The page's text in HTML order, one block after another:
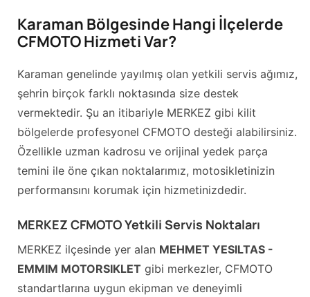
Karaman Bölgesinde Hangi İlçelerde
CFMOTO Hizmeti Var?
Karaman genelinde yayılmış olan yetkili servis ağımız,
şehrin birçok farklı noktasında size destek
vermektedir. Şu an itibariyle MERKEZ gibi kilit
bölgelerde profesyonel CFMOTO desteği alabilirsiniz.
Özellikle uzman kadrosu ve orijinal yedek parça
temini ile öne çıkan noktalarımız, motosikletinizin
performansını korumak için hizmetinizdedir.
MERKEZ CFMOTO Yetkili Servis Noktaları
MERKEZ ilçesinde yer alan MEHMET YESILTAS -
EMMIM MOTORSIKLET gibi merkezler, CFMOTO
standartlarına uygun ekipman ve deneyimli